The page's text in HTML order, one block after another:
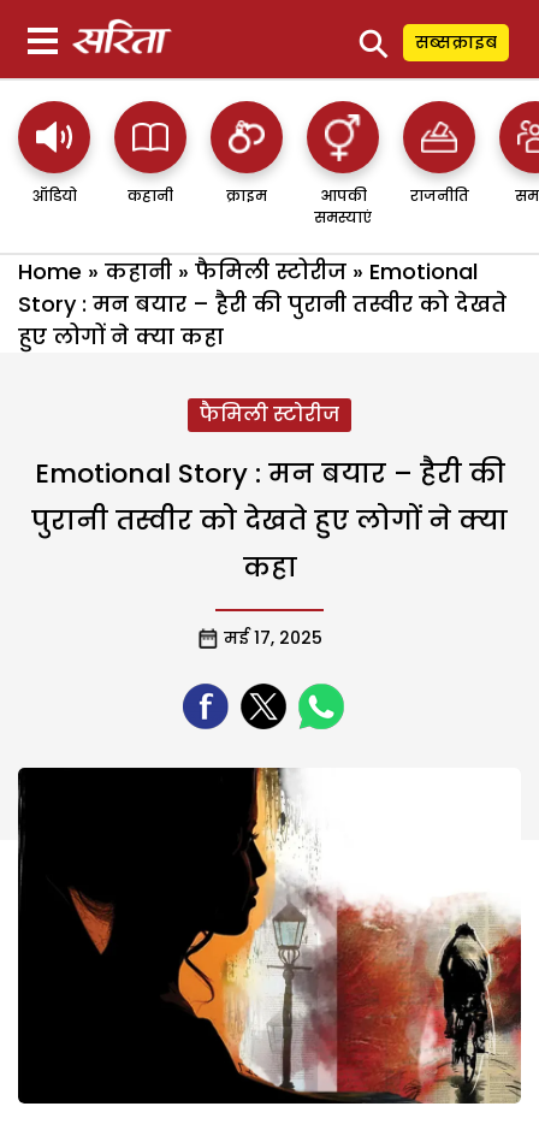
⚲ सब्सक्राइब
ऑडियो कहानी क्राइम
आपकी
समस्याएं
राजनीति
Home » कहानी » फैमिली स्टोरीज » Emotional
Story : मन बयार – हैरी की पुरानी तस्वीर को देखते
हुए लोगों ने क्या कहा
फैमिली स्टोरीज
Emotional Story : मन बयार – हैरी की
पुरानी तस्वीर को देखते हुए लोगों ने क्या
कहा
मई 17, 2025